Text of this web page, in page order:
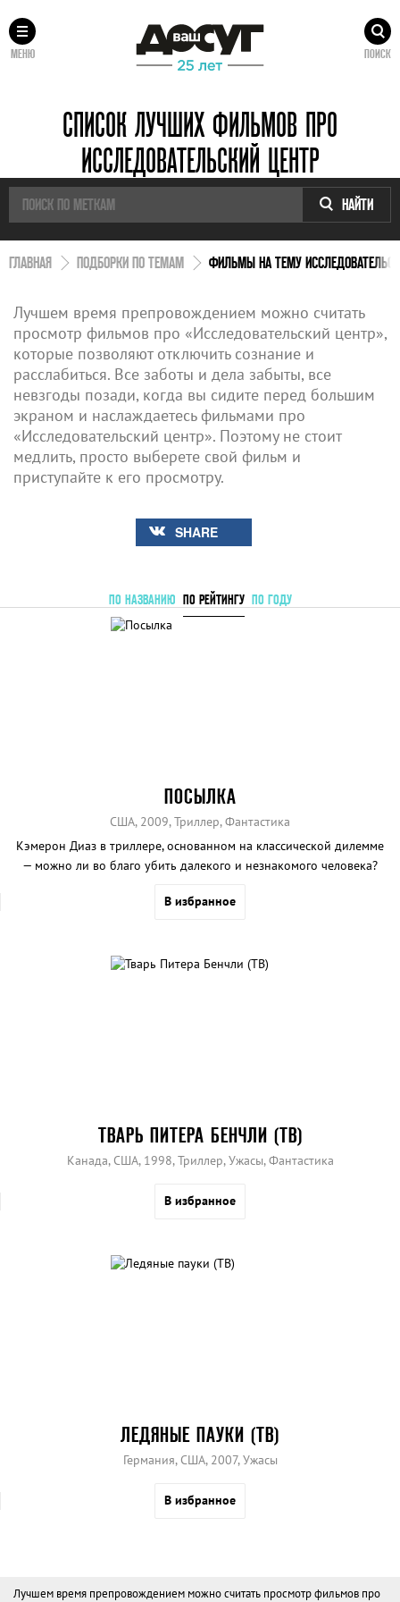
МЕНЮ ПОИСК
СПИСОК ЛУЧШИХ ФИЛЬМОВ ПРО
ИССЛЕДОВАТЕЛЬСКИЙ ЦЕНТР
НАЙТИ
ГЛАВНАЯ ПОДБОРКИ ПО ТЕМАМ ФИЛЬМЫ НА ТЕМУ
Лучшем время препровождением можно считать
просмотр фильмов про «Исследовательский центр»,
которые позволяют отключить сознание и
расслабиться. Все заботы и дела забыты, все
невзгоды позади, когда вы сидите перед большим
экраном и наслаждаетесь фильмами про
«Исследовательский центр». Поэтому не стоит
медлить, просто выберете свой фильм и
приступайте к его просмотру.
SHARE
ПО НАЗВАНИЮ ПО РЕЙТИНГУ ПО ГОДУ
ПОСЫЛКА
США, 2009, Триллер, Фантастика
Кэмерон Диаз в триллере, основанном на классической дилемме
— можно ли во благо убить далекого и незнакомого человека?
В избранное
ТВАРЬ ПИТЕРА БЕНЧЛИ (ТВ)
Канада, США, 1998, Триллер, Ужасы, Фантастика
В избранное
ЛЕДЯНЫЕ ПАУКИ (ТВ)
Германия, США, 2007, Ужасы
В избранное
Лучшем время препровождением можно считать просмотр фильмов про